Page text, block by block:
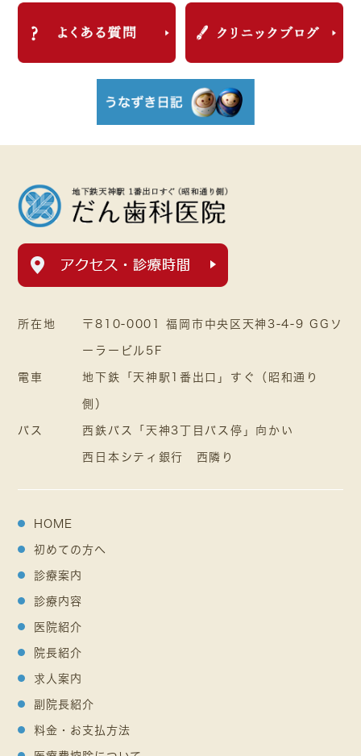
所在地 〒810-0001 福岡市中央区天神3-4-9 GGソ
ーラービル5F
電車 地下鉄「天神駅1番出口」すぐ（昭和通り
側）
バス 西鉄バス「天神3丁目バス停」向かい
西日本シティ銀行 西隣り
HOME
初めての方へ
診療案内
診療内容
医院紹介
院長紹介
求人案内
副院長紹介
料金・お支払方法